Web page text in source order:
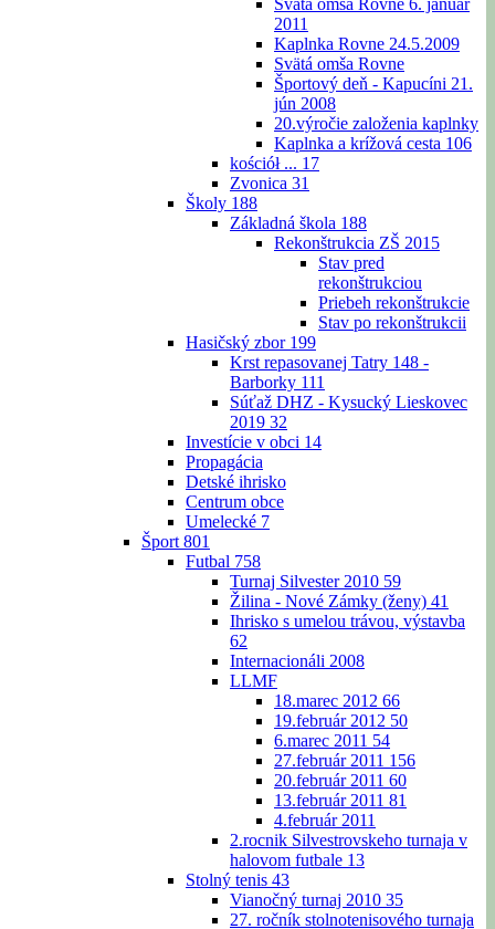
Svätá omša Rovne 6. január
2011
Kaplnka Rovne 24.5.2009
Svätá omša Rovne
Športový deň - Kapucíni 21.
jún 2008
20.výročie založenia kaplnky
Kaplnka a krížová cesta 106
kościół ... 17
Zvonica 31
Školy 188
Základná škola 188
Rekonštrukcia ZŠ 2015
Stav pred
rekonštrukciou
Priebeh rekonštrukcie
Stav po rekonštrukcii
Hasičský zbor 199
Krst repasovanej Tatry 148 -
Barborky 111
Súťaž DHZ - Kysucký Lieskovec
2019 32
Investície v obci 14
Propagácia
Detské ihrisko
Centrum obce
Umelecké 7
Šport 801
Futbal 758
Turnaj Silvester 2010 59
Žilina - Nové Zámky (ženy) 41
Ihrisko s umelou trávou, výstavba
62
Internacionáli 2008
LLMF
18.marec 2012 66
19.február 2012 50
6.marec 2011 54
27.február 2011 156
20.február 2011 60
13.február 2011 81
4.február 2011
2.rocnik Silvestrovskeho turnaja v
halovom futbale 13
Stolný tenis 43
Vianočný turnaj 2010 35
27. ročník stolnotenisového turnaja